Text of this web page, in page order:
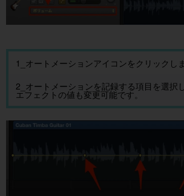
1_オートメーションアイコンをクリックし
2_オートメーションを記録する項目を選択
エフェクトの値も変更可能です。